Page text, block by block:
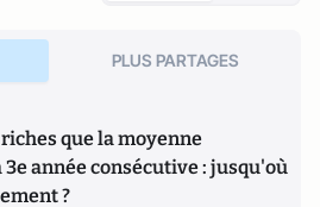
PLUS PARTAGES
que la moyenne
année consécutive : jusqu'où
?